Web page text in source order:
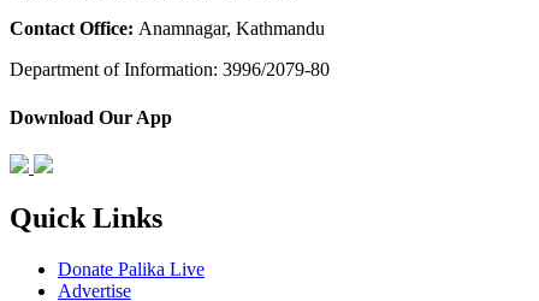
Contact Office: Anamnagar, Kathmandu
Department of Information: 3996/2079-80
Download Our App
Quick Links
Donate Palika Live
Advertise